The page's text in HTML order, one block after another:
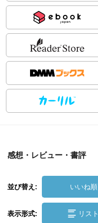
感想・レビュー・書評
並び替え: いいね順
表示形式: リスト